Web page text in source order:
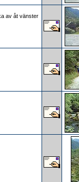
av åt vänster